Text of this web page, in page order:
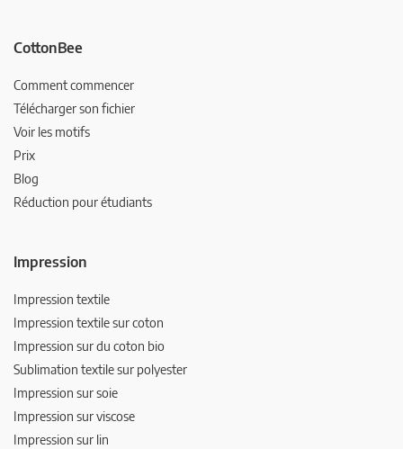
CottonBee
Comment commencer
Télécharger son fichier
Voir les motifs
Prix
Blog
Réduction pour étudiants
Impression
Impression textile
Impression textile sur coton
Impression sur du coton bio
Sublimation textile sur polyester
Impression sur soie
Impression sur viscose
Impression sur lin